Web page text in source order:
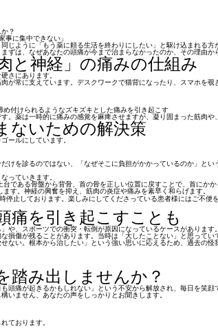
？
事に集中できない」
ように「もう薬に頼る生活を終わりにしたい」と駆け込まれる方
は、なぜあなたの頭痛が今まで治まらなかったのか、その理由か
と神経」の痛みの仕組み
さ にあります。
が常に支えています。デスクワークで猫背になったり、スマホ
付けられるようなズキズキとした痛みを引き起こす
す。薬は一時的に痛みの感覚を麻痺させますが、凝り固まった筋肉
ないための解決策
ールにしています。
を診るのではない、「なぜそこに負担がかかっているのか」とい
っていきます。
である骨盤から背骨、首の骨を正しい位置に戻すことで、首にかか
す。神経の興奮を抑え、筋肉の炎症や痛みを素早く和らげます。
停止しております。楽しみにしてくださっている患者様にはご不
痛を引き起こすことも
や、スポーツでの衝突・転倒が原因になっているケースがあります。
傷が残ることがあります。当時は「大したことない」と思って
い。根本から治したい」という強い思いに応えるため、過去の
踏み出しませんか？
痛が起きるかもしれない」という不安から解放され、毎日を笑
いません、あなたの声をしっかりとお聞きします。
ております。